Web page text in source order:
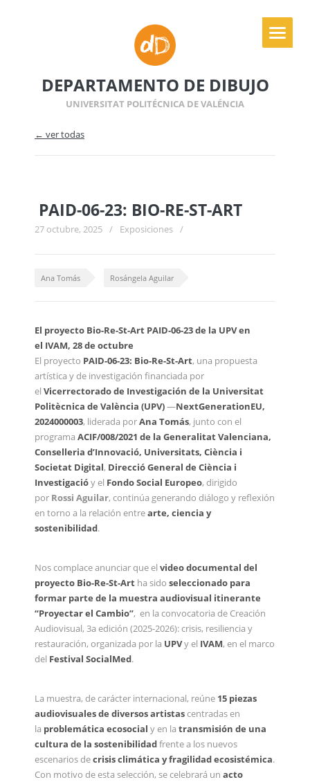
DEPARTAMENTO DE DIBUJO
UNIVERSITAT POLITÉCNICA DE VALÉNCIA
← ver todas
PAID-06-23: BIO-RE-ST-ART
27 octubre, 2025 / Exposiciones /
Ana Tomás Rosángela Aguilar
El proyecto Bio-Re-St-Art PAID-06-23de la UPV en
el IVAM, 28 de octubre
El proyecto PAID-06-23: Bio-Re-St-Art, una propuesta
artística y de investigación financiada por
el Vicerrectorado de Investigación de la Universitat
Politècnica de València (UPV)—NextGenerationEU,
2024000003, liderada porAna Tomás, junto con el
programa ACIF/008/2021 de la Generalitat Valenciana,
Conselleria d’Innovació, Universitats, Ciència i
Societat Digital, Direcció General de Ciència i
Investigacióy el Fondo Social Europeo, dirigido
por Rossi Aguilar, continúa generando diálogo y reflexión
en torno a la relación entrearte, ciencia y
sostenibilidad.
Nos complace anunciar que el video documental del
proyecto Bio-Re-St-Art ha sido seleccionado para
formar parte de la muestra audiovisual itinerante
“Proyectar el Cambio”, en la convocatoria de Creación
Audiovisual, 3a edición (2025-2026): crisis, resiliencia y
restauración, organizada por la UPVy el IVAM, en el marco
del Festival SocialMed.
La muestra, de carácter internacional, reúne 15 piezas
audiovisuales de diversos artistascentradas en
la problemática ecosocial y en la transmisión de una
cultura de la sostenibilidadfrente a los nuevos
escenarios decrisis climática y fragilidad ecosistémica.
Con motivo de esta selección, se celebrará un acto